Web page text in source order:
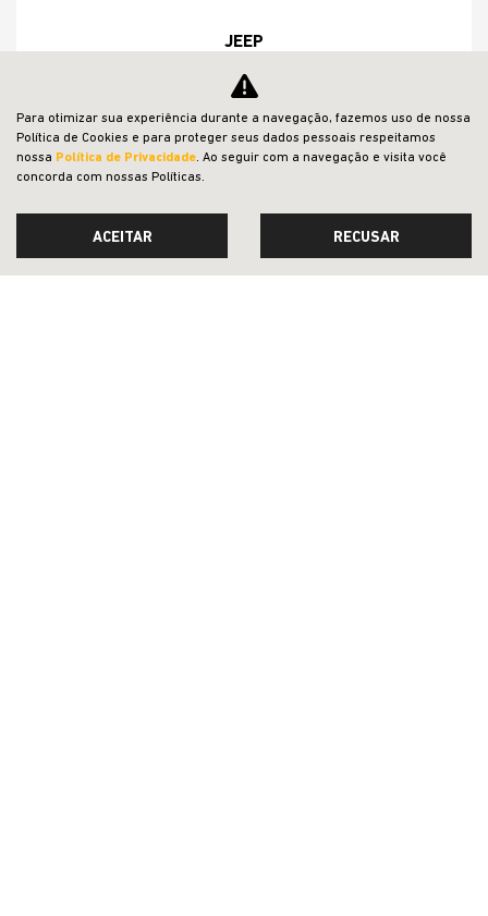
JEEP
2026
Jeep Stefanini Piracicaba
R$ 147.990,00
Para otimizar sua experiência durante a navegação, fazemos uso de nossa
Política de Cookies e para proteger seus dados pessoais respeitamos
nossa Política de Privacidade. Ao seguir com a navegação e visita você
concorda com nossas Políticas.
ACEITAR RECUSAR